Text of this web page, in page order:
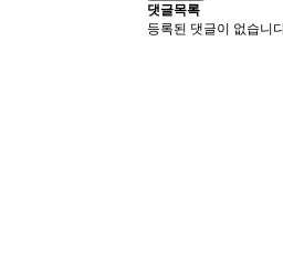
댓글목록
등록된 댓글이 없습니